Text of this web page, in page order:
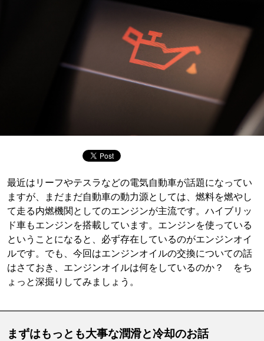
最近はリーフやテスラなどの電気自動車が話題になってい
ますが、まだまだ自動車の動力源としては、燃料を燃やし
て走る内燃機関としてのエンジンが主流です。ハイブリッ
ド車もエンジンを搭載しています。エンジンを使っている
ということになると、必ず存在しているのがエンジンオイ
ルです。でも、今回はエンジンオイルの交換についての話
はさておき、エンジンオイルは何をしているのか？ をち
ょっと深掘りしてみましょう。
まずはもっとも大事な潤滑と冷却のお話